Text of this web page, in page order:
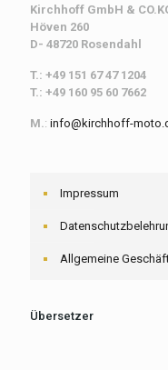
Kirchhoff GmbH &
Höven 260
D- 48720 Rosendahl
T.: +49 151 67 47 1204
T.: +49 160 95 60 7662
M.: info@kirchhoff-
Impressum
Allgemeine
Übersetzer